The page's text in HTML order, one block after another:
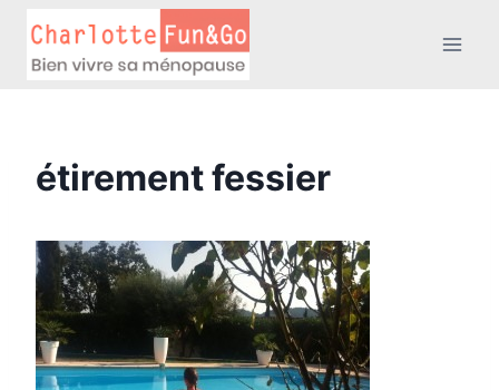
contenu
étirement fessier